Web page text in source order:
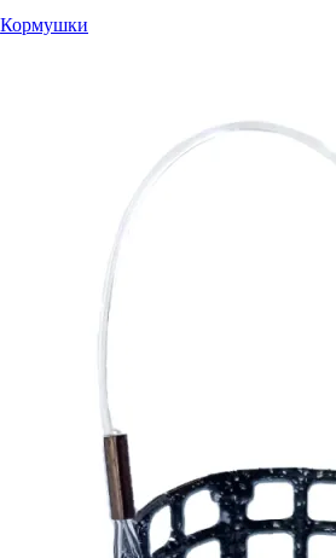
Кормушки